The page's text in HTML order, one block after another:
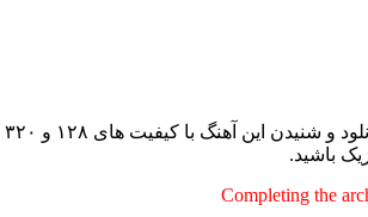
باشید.
Completing the